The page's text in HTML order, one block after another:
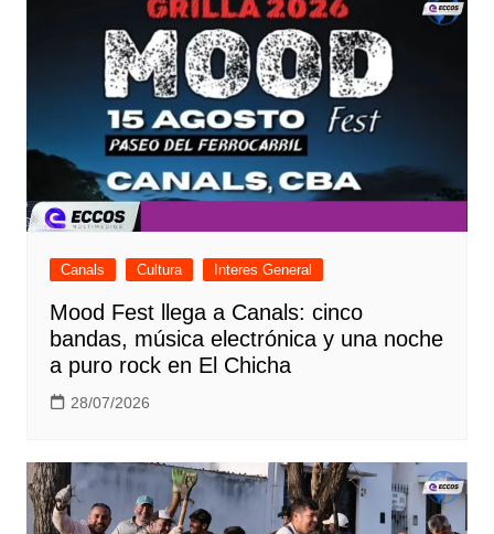
Canals Cultura Interes General
Mood Fest llega a Canals: cinco
bandas, música electrónica y una noche
a puro rock en El Chicha
28/07/2026